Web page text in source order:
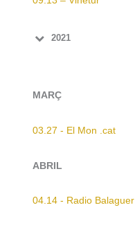
2021
MARÇ
03.27 - El Mon .cat
ABRIL
04.14 - Radio Balaguer